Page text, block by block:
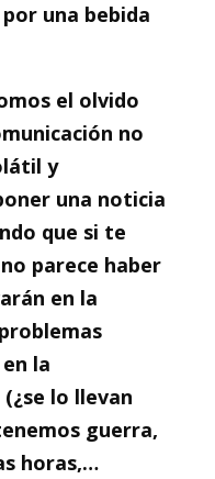
una bebida
el olvido
no
y
una noticia
que si te
parece haber
en la
la
lo llevan
guerra,
horas,…